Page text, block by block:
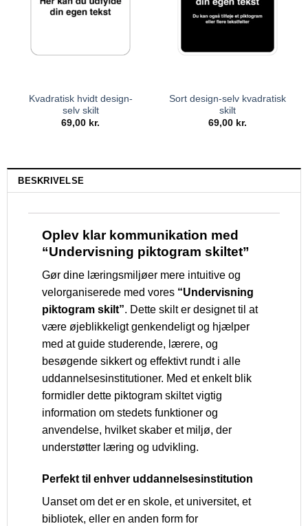
Kvadratisk hvidt design-
selv skilt
69,00 kr.
Sort design-selv kvadratisk
skilt
69,00 kr.
BESKRIVELSE
Oplev klar kommunikation med
“Undervisning piktogram skiltet”
Gør dine læringsmiljøer mere intuitive og
velorganiserede med vores “Undervisning
piktogram skilt”. Dette skilt er designet til at
være øjeblikkeligt genkendeligt og hjælper
med at guide studerende, lærere, og
besøgende sikkert og effektivt rundt i alle
uddannelsesinstitutioner. Med et enkelt blik
formidler dette piktogram skiltet vigtig
information om stedets funktioner og
anvendelse, hvilket skaber et miljø, der
understøtter læring og udvikling.
Perfekt til enhver uddannelsesinstitution
Uanset om det er en skole, et universitet, et
bibliotek, eller en anden form for